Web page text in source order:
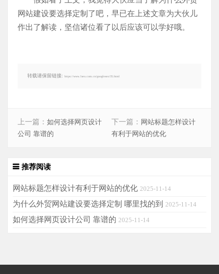
网站建设要选择定制了吧，早已在上述文章为大伙儿
作出了解读，坚信诸位看了以后应该可以学好哦。
转载请保留链接: https://www.1seo.com.cn/googleseo/35.html
上一篇： 如何选择网页设计
公司 靠谱的
下一篇： 网站标题怎样设计
有利于网站的优化
推荐阅读
网站标题怎样设计有利于网站的优化 2025-11-14
为什么外贸网站建设要选择定制 哪里找的到 2025-11-14
如何选择网页设计公司 靠谱的 2025-11-14